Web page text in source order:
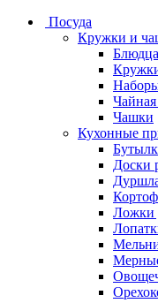
Посуда
Кружки и
Чайная
Чашки
Кухонные
Доски
Ложки